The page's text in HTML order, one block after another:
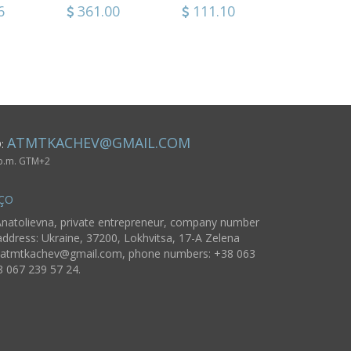
360.16 207.96
361.00 111.10
ATMTKACHEV@GMAIL.COM
GTM+2
private entrepreneur, company number
Ukraine, 37200, Lokhvitsa, 17-A Zelena
atmtkachev@gmail.com, phone numbers: +38 063
067 239 57 24.